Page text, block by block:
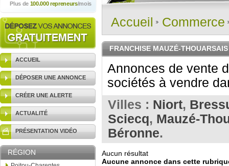
Plus de 100.000 repreneurs/mois
ACCUEIL
DÉPOSER UNE ANNONCE
CRÉER UNE ALERTE
ACTUALITÉ
PRÉSENTATION VIDÉO
RÉGION
Consulter gratuitementles
vendre.
Et/ou déposergratuitement
RECHERCHER UNE
ANNONCE
Accueil Commerce
FRANCHISE MAUZÉ-THOUARSAIS
Annonces de vente
sociétés à vendre
Villes : Niort,
Sciecq, Mauzé-
Béronne.
Aucun résultat
Aucune annonce dans cette